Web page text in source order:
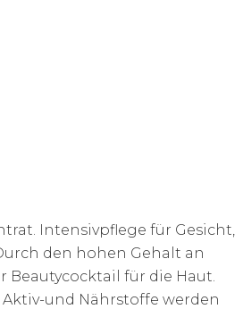
Intensivpflege für Gesicht,
den hohen Gehalt an
für die Haut.
und Nährstoffe werden